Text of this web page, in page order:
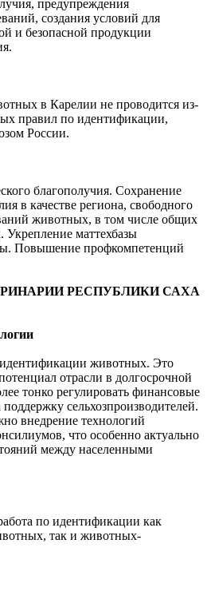
предупреждения
создания условий для
и безопасной продукции
в Карелии не проводится из-
правил по идентификации,
России.
благополучия. Сохранение
в качестве региона, свободного
животных, в том числе общих
Укрепление маттехбазы
Повышение профкомпетенций
РЕСПУБЛИКИ САХА
идентификации животных. Это
отрасли в долгосрочной
тонко регулировать финансовые
сельхозпроизводителей.
внедрение технологий
что особенно актуально
между населенными
по идентификации как
так и животных-